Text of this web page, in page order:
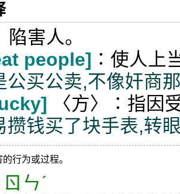
害人。
people] ∶使人上
公买公卖,不像奸商
〈方〉∶指因
攒钱买了块手表,转
行为或过程。
ㄣˊ